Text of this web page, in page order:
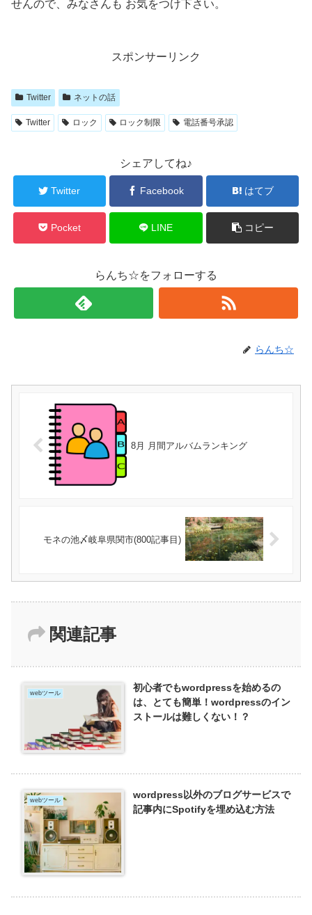
せんので、みなさんも お気をつけ下さい。
スポンサーリンク
Twitter ネットの話
Twitter ロック ロック制限 電話番号承認
シェアしてね♪
Twitter Facebook はてブ
Pocket LINE コピー
らんち☆をフォローする
らんち☆
8月 月間アルバムランキング
モネの池〆岐阜県関市(800記事目)
関連記事
webツール
初心者でもwordpressを始めるの
は、とても簡単！wordpressのイン
ストールは難しくない！？
webツール
wordpress以外のブログサービスで
記事内にSpotifyを埋め込む方法